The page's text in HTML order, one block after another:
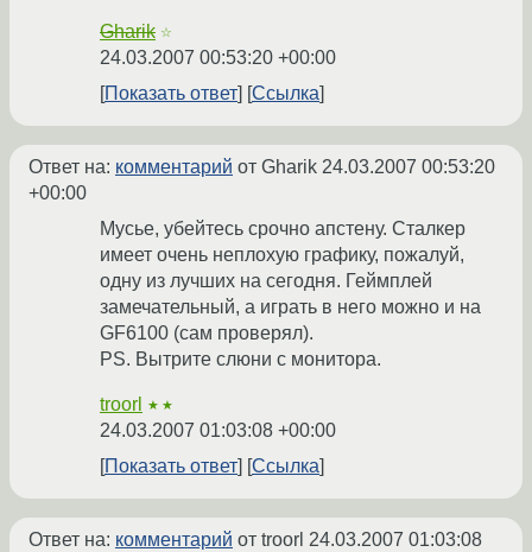
Gharik ☆
24.03.2007 00:53:20 +00:00
Показать ответ
Ссылка
Ответ на: комментарий от Gharik 24.03.2007 00:53:20
+00:00
Мусье, убейтесь срочно апстену. Сталкер
имеет очень неплохую графику, пожалуй,
одну из лучших на сегодня. Геймплей
замечательный, а играть в него можно и на
GF6100 (сам проверял).
PS. Вытрите слюни с монитора.
troorl ★★
24.03.2007 01:03:08 +00:00
Показать ответ
Ссылка
Ответ на: комментарий от troorl 24.03.2007 01:03:08